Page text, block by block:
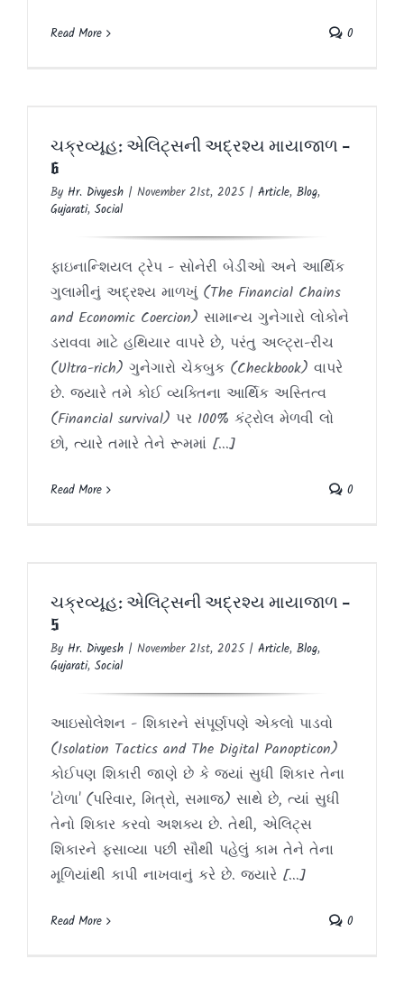
Read More 0
Article Blog Gujarati Social
ચક્રવ્યૂહ: એલિટ્સની અદ્રશ્ય માયાજાળ –
6
By Hr. Divyesh | November 21st, 2025 | Article, Blog,
Gujarati, Social
ફાઇનાન્શિયલ ટ્રેપ - સોનેરી બેડીઓ અને આર્થિક
ગુલામીનું અદ્રશ્ય માળખું (The Financial Chains
and Economic Coercion) સામાન્ય ગુનેગારો લોકોને
ડરાવવા માટે હથિયાર વાપરે છે, પરંતુ અલ્ટ્રા-રીચ
(Ultra-rich) ગુનેગારો ચેકબુક (Checkbook) વાપરે
છે. જ્યારે તમે કોઈ વ્યક્તિના આર્થિક અસ્તિત્વ
(Financial survival) પર 100% કંટ્રોલ મેળવી લો
છો, ત્યારે તમારે તેને રૂમમાં [...]
Read More 0
Article Blog Gujarati Social
ચક્રવ્યૂહ: એલિટ્સની અદ્રશ્ય માયાજાળ –
5
By Hr. Divyesh | November 21st, 2025 | Article, Blog,
Gujarati, Social
આઇસોલેશન - શિકારને સંપૂર્ણપણે એકલો પાડવો
(Isolation Tactics and The Digital Panopticon)
કોઈપણ શિકારી જાણે છે કે જ્યાં સુધી શિકાર તેના
'ટોળા' (પરિવાર, મિત્રો, સમાજ) સાથે છે, ત્યાં સુધી
તેનો શિકાર કરવો અશક્ય છે. તેથી, એલિટ્સ
શિકારને ફસાવ્યા પછી સૌથી પહેલું કામ તેને તેના
મૂળિયાંથી કાપી નાખવાનું કરે છે. જ્યારે [...]
Read More 0